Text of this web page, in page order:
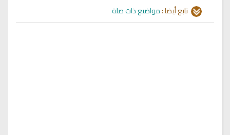
تابع أيضا :مواضيع ذات صلة